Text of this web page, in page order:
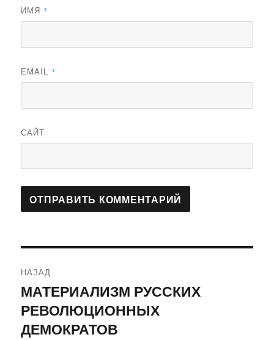
ИМЯ *
EMAIL *
САЙТ
по
записям
НАЗАД
Предыдущая
запись:
МАТЕРИАЛИЗМ РУССКИХ
РЕВОЛЮЦИОННЫХ
ДЕМОКРАТОВ